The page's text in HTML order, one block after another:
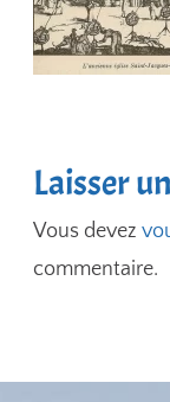
Laisser
Vous devez
commentaire.